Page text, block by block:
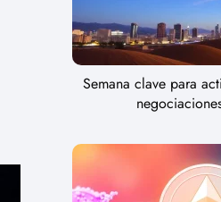
Semana clave para